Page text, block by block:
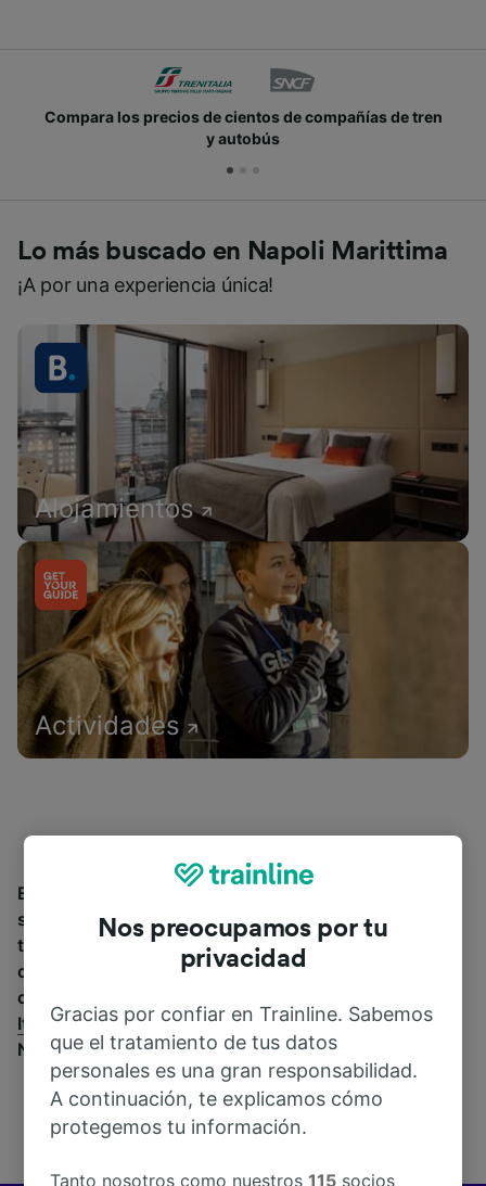
Compara los precios de cientos de compañías de tren
y autobús
Lo más buscado en Napoli Marittima
¡A por una experiencia única!
Alojamientos
Actividades
Encuentra información sobre la estación y sus
servicios, comprueba los horarios de tren y reserva
tus billetes desde o hacia Napoli Marittima. Trainline
opera en 45 países y vende billetes de más de 270
compañías de tren y autobús incluyendo
Italoentre otras. Descubre a dónde puedes ir desde
Napoli Marittima con Trainline.
Nos preocupamos por tu
privacidad
Gracias por confiar en Trainline. Sabemos
que el tratamiento de tus datos
personales es una gran responsabilidad.
A continuación, te explicamos cómo
protegemos tu información.
Tanto nosotros como nuestros115 socios